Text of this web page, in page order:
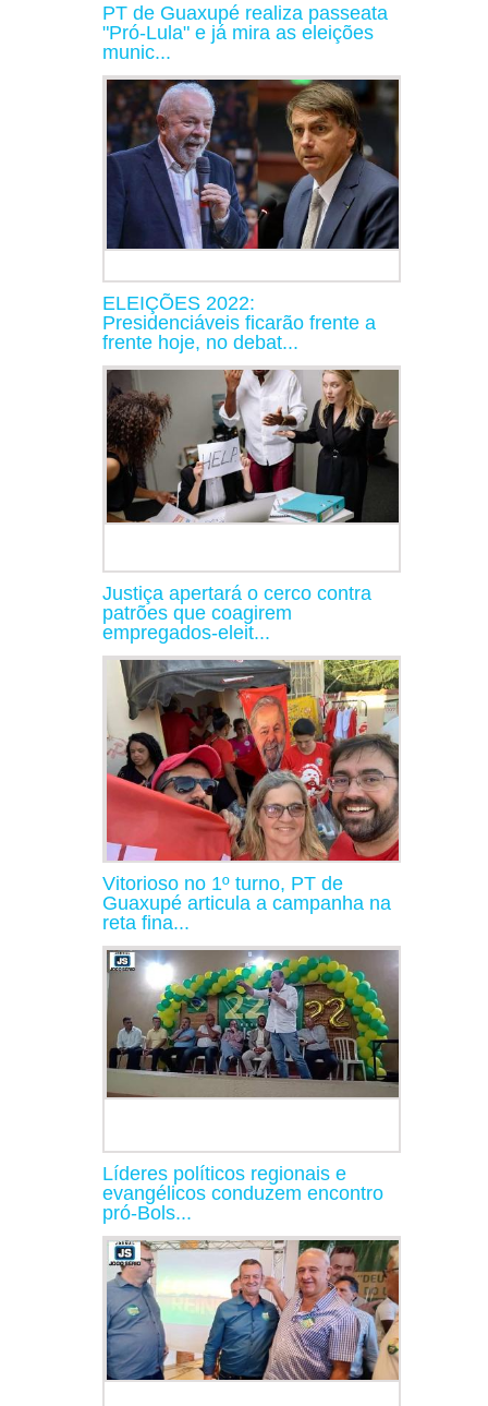
PT de Guaxupé realiza passeata
"Pró-Lula" e já mira as eleições
munic...
ELEIÇÕES 2022:
Presidenciáveis ficarão frente a
frente hoje, no debat...
Justiça apertará o cerco contra
patrões que coagirem
empregados-eleit...
Vitorioso no 1º turno, PT de
Guaxupé articula a campanha na
reta fina...
Líderes políticos regionais e
evangélicos conduzem encontro
pró-Bols...